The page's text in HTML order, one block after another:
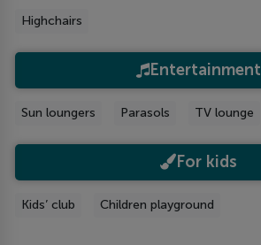
Highchairs
Entertainment
Sun loungers Parasols TV lounge
For kids
Kids’ club Children playground